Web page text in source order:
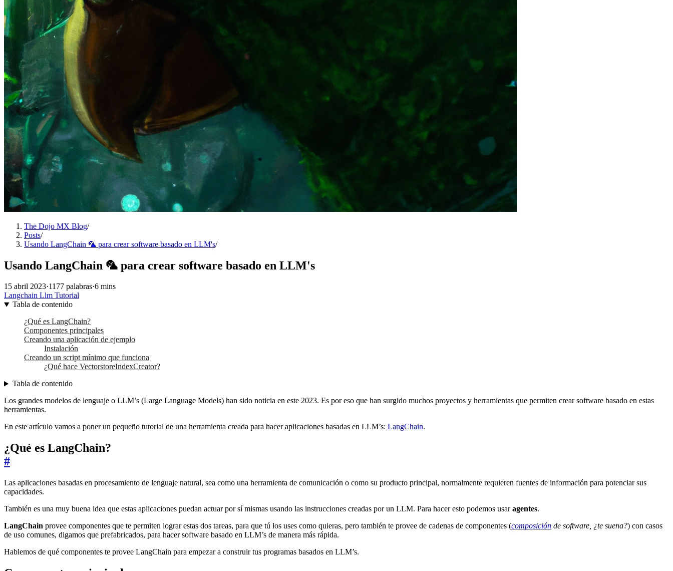
The Dojo MX Blog/
Posts/
Usando LangChain 🦜 para crear software basado en LLM's/
Usando LangChain 🦜 para crear software basado en LLM's
15 abril 2023·1177 palabras·6 mins
Langchain Llm Tutorial
Tabla de contenido
¿Qué es LangChain?
Componentes principales
Creando una aplicación de ejemplo
Instalación
Creando un script mínimo que funciona
¿Qué hace VectorstoreIndexCreator?
Tabla de contenido
Los grandes modelos de lenguaje o LLM’s (Large Language Models) han sido noticia en este 2023. Es por eso que han surgido muchos proyectos y herramientas que permiten crear software basado en estas
herramientas.
En este artículo vamos a poner un pequeño tutorial de una herramienta creada para hacer aplicaciones basadas en LLM’s: LangChain.
¿Qué es LangChain?
#
Las aplicaciones basadas en procesamiento de lenguaje natural, sea como una herramienta de comunicación o como su producto principal, normalmente requieren fuentes de información para potenciar sus
capacidades.
También es una muy buena idea que estas aplicaciones puedan actuar por sí mismas usando las instrucciones creadas por un LLM. Para hacer esto podemos usaragentes.
LangChain provee componentes que te permiten lograr estas dos tareas, para que tú los uses como quieras, pero también te provee de cadenas de componentes (composición de software, ¿te suena?) con casos
de uso comunes, digamos que prefabricados, para hacer software basado en LLM’s de manera más rápida.
Hablemos de qué componentes te provee LangChain para empezar a construir tus programas basados en LLM’s.